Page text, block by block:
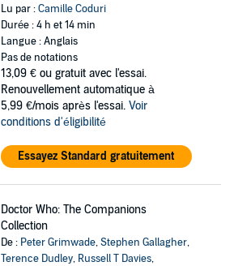
Lu par :Camille Coduri
Durée : 4 h et 14 min
Langue : Anglais
Pas de notations
13,09 € ou gratuit avec l'essai.
Renouvellement automatique à
5,99 €/mois après l'essai. Voir
conditions d'éligibilité
Essayez Standard gratuitement
Doctor Who: The Companions
Collection
De : Peter Grimwade,Stephen Gallagher,
Terence Dudley, Russell T Davies,